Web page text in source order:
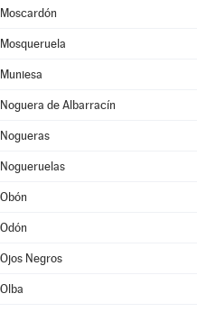
Moscardón
Mosqueruela
Muniesa
Noguera de Albarracín
Nogueras
Nogueruelas
Obón
Odón
Ojos Negros
Olba